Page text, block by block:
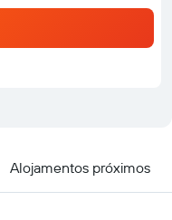
Alojamentos próximos